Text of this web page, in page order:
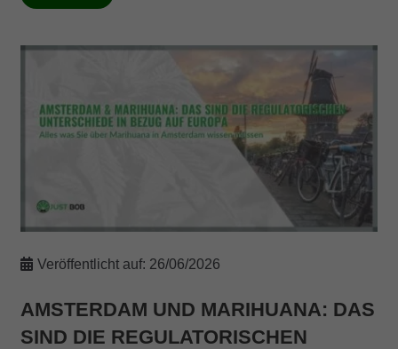
Veröffentlicht auf: 26/06/2026
AMSTERDAM UND MARIHUANA: DAS
SIND DIE REGULATORISCHEN